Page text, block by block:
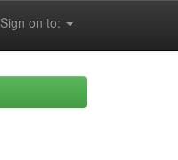
Sign on to: